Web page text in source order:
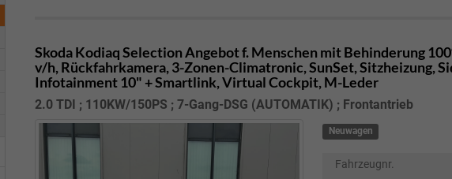
Skoda KodiaqSelection Angebot f. Menschen mit Behinderung
v/h, Rückfahrkamera, 3-Zonen-Climatronic, SunSet, Sitzheizung,
Infotainment 10" + Smartlink, Virtual Cockpit, M-Leder
2.0 TDI ; 110KW/150PS ; 7-Gang-DSG (AUTOMATIK) ; Frontantrieb
Neuwagen
Fahrzeugnr.